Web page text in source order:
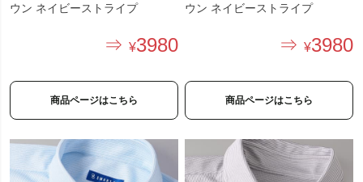
ウン ネイビーストライプ
3980
商品ページはこちら
ウン ネイビーストライプ
3980
商品ページはこちら